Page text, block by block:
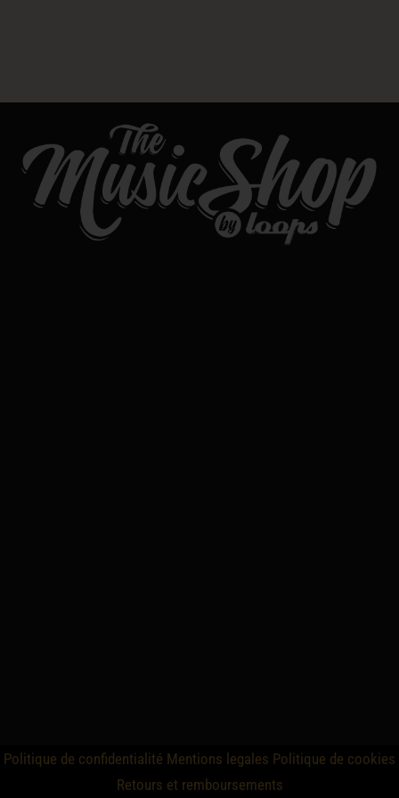
Politique de confidentialité Mentions legales Politique de cookies
Retours et remboursements